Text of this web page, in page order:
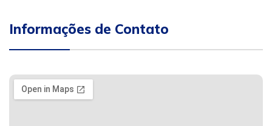
Informações de Contato